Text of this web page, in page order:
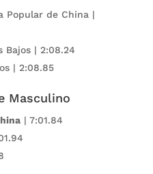
Popular de China |
Bajos | 2:08.24
| 2:08.85
Masculino
| 7:01.84